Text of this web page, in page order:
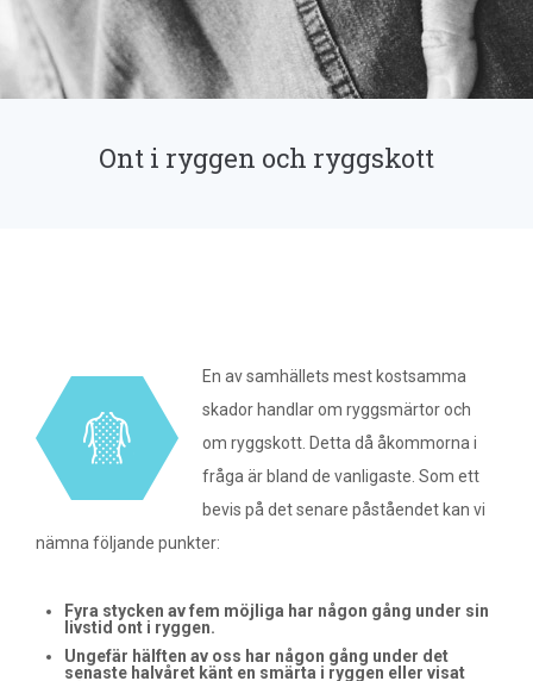
Ont i ryggen och ryggskott
En av samhällets mest kostsamma
skador handlar om ryggsmärtor och
om ryggskott. Detta då åkommorna i
fråga är bland de vanligaste. Som ett
bevis på det senare påståendet kan vi
nämna följande punkter:
Fyra stycken av fem möjliga har någon gång under sin
livstid ont i ryggen.
Ungefär hälften av oss har någon gång under det
senaste halvåret känt en smärta i ryggen eller visat